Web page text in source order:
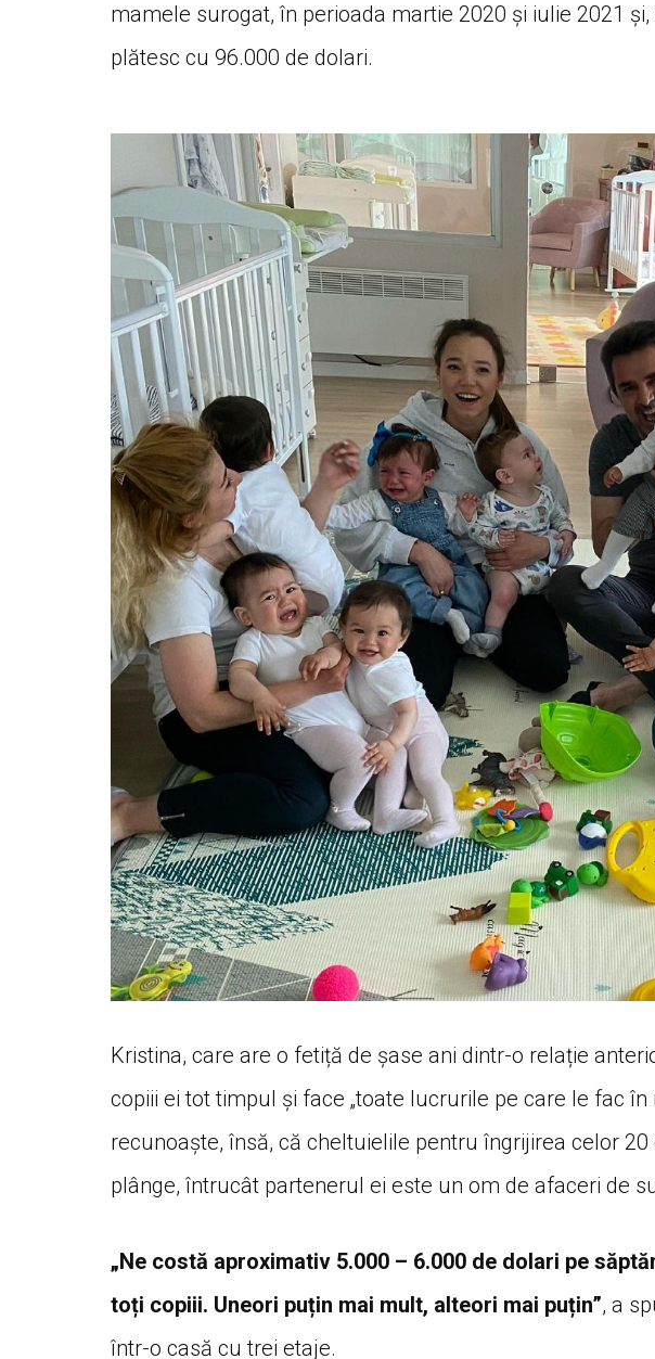
mamele surogat, în perioada martie 2020 și iulie 2021
plătesc cu 96.000 de dolari.
Kristina, care are o fetiță de șase ani dintr-o relație
copiii ei tot timpul și face „toate lucrurile pe care le fac
recunoaște, însă, că cheltuielile pentru îngrijirea celor
plânge, întrucât partenerul ei este un om de afaceri de
„Ne costă aproximativ 5.000 – 6.000 de dolari pe
toți copiii. Uneori puțin mai mult, alteori mai puțin”, a
într-o casă cu trei etaje.